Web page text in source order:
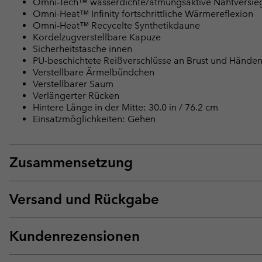
Omni-Tech™ wasserdichte/atmungsaktive
Omni-Heat™ Infinity fortschrittliche Wärmereflexion
Omni-Heat™ Recycelte Synthetikdaune
Kordelzugverstellbare Kapuze
Sicherheitstasche innen
PU-beschichtete Reißverschlüsse an Brust und Händen
Verstellbare Ärmelbündchen
Verstellbarer Saum
Verlängerter Rücken
Hintere Länge in der Mitte: 30.0 in / 76.2 cm
Einsatzmöglichkeiten: Gehen
Zusammensetzung
Versand und Rückgabe
Kundenrezensionen